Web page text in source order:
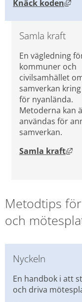
Knäck koden
Samla kraft
En vägledning
kommuner och
civilsamhället
samverkan
för nyanlända.
Metoderna kan
användas för
samverkan.
Samla kraft
Metodtips
och
Nyckeln
En handbok i att
och driva